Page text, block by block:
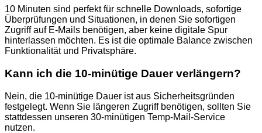
10 Minuten sind perfekt für schnelle Downloads, sofortige
Überprüfungen und Situationen, in denen Sie sofortigen
Zugriff auf E-Mails benötigen, aber keine digitale Spur
hinterlassen möchten. Es ist die optimale Balance zwischen
Funktionalität und Privatsphäre.
Kann ich die 10-minütige Dauer verlängern?
Nein, die 10-minütige Dauer ist aus Sicherheitsgründen
festgelegt. Wenn Sie längeren Zugriff benötigen, sollten Sie
stattdessen unseren 30-minütigen Temp-Mail-Service
nutzen.